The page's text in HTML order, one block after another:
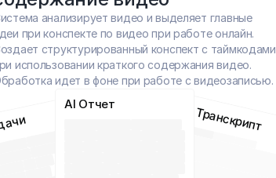
анализирует видео и выделяет главные
при конспекте по видео при работе онлайн.
структурированный конспект с таймкодами
использовании краткого содержания видео.
идет в фоне при работе с видеозаписью.
Транскрипт
AI Отчет